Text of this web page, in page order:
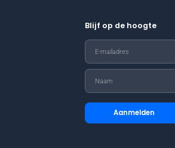
Blijf op de hoogte